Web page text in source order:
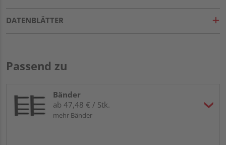
DATENBLÄTTER
Passend zu
Bänder
ab 47,48 € / Stk.
mehr Bänder